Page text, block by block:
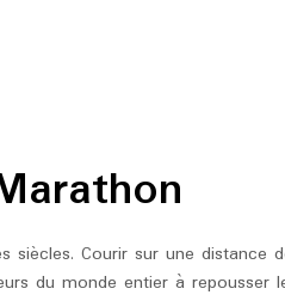
siècles. Courir sur une distance
du monde entier à repousser